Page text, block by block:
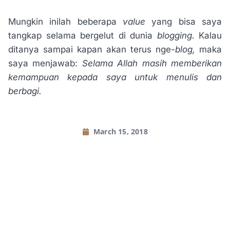
Mungkin inilah beberapa value yang bisa saya
tangkap selama bergelut di dunia blogging. Kalau
ditanya sampai kapan akan terus nge-blog, maka
saya menjawab: Selama Allah masih memberikan
kemampuan kepada saya untuk menulis dan
berbagi.
March 15, 2018